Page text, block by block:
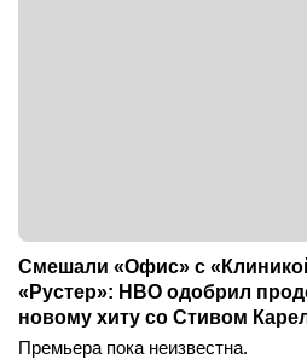
Смешали «Офис» с
«Рустер»: HBO одобрил
новому хиту со Стивом
Премьера пока неизвестна.